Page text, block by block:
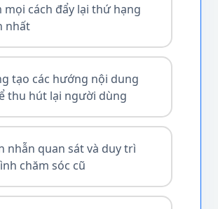
mọi cách đẩy lại thứ hạng
nhất
tạo các hướng nội dung
thu hút lại người dùng
nhẫn quan sát và duy trì
chăm sóc cũ